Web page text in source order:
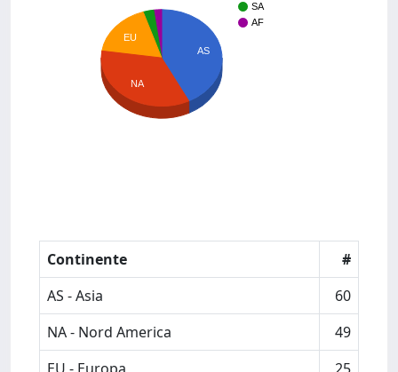
SA
AF
AS
EU
NA
Continente
#
AS - Asia
60
NA - Nord America
49